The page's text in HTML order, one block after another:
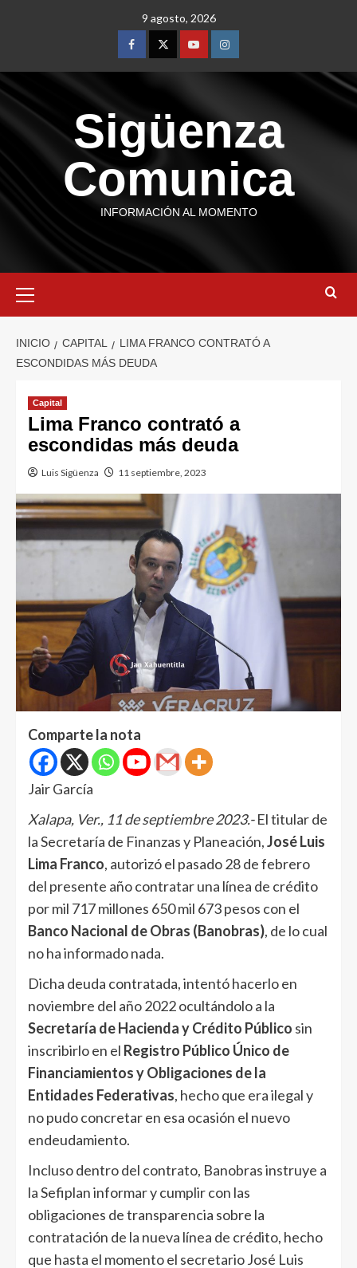
9 agosto, 2026
Sigüenza
Comunica
INFORMACIÓN AL MOMENTO
INICIO CAPITAL
LIMA FRANCO CONTRATÓ A
ESCONDIDAS MÁS DEUDA
Capital
Lima Franco contrató a
escondidas más deuda
Luis Sigüenza 11 septiembre, 2023
Comparte la nota
Jair García
Xalapa, Ver., 11 de septiembre 2023.-El titular de
la Secretaría de Finanzas y Planeación,José Luis
Lima Franco, autorizó el pasado 28 de febrero
del presente año contratar una línea de crédito
por mil 717 millones 650 mil 673 pesos con el
Banco Nacional de Obras (Banobras), de lo cual
no ha informado nada.
Dicha deuda contratada, intentó hacerlo en
noviembre del año 2022 ocultándolo a la
Secretaría de Hacienda y Crédito Público sin
inscribirlo en el Registro Público Único de
Financiamientos y Obligaciones de la
Entidades Federativas, hecho que era ilegal y
no pudo concretar en esa ocasión el nuevo
endeudamiento.
Incluso dentro del contrato, Banobras instruye a
la Sefiplan informar y cumplir con las
obligaciones de transparencia sobre la
contratación de la nueva línea de crédito, hecho
que hasta el momento el secretario José Luis